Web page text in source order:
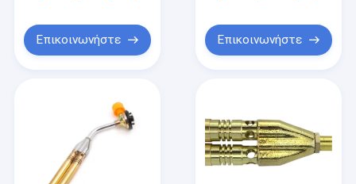
Επικοινωνήστε Επικοινωνήστε